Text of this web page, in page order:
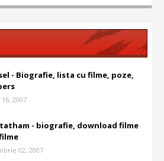
- Biografie, lista cu filme, poze,
2007
- biografie, download filme
02, 2007